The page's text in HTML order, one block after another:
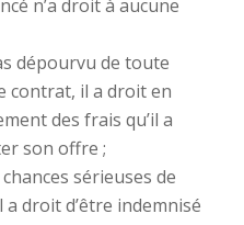
n’a droit à aucune
dépourvu de toute
contrat, il a droit en
des frais qu’il a
son offre ;
sérieuses de
droit d’être indemnisé